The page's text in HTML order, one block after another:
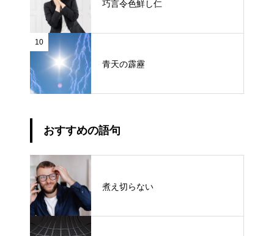
巧言令色鮮し仁
10
青天の霹靂
おすすめの語句
煮え切らない